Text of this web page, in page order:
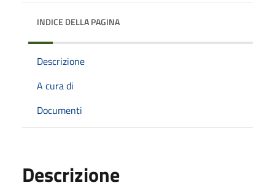
INDICE DELLA PAGINA
Descrizione
A cura di
Documenti
Descrizione